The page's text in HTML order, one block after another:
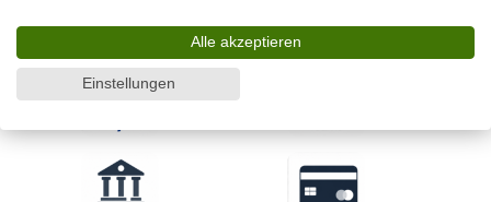
Alle akzeptieren
Einstellungen